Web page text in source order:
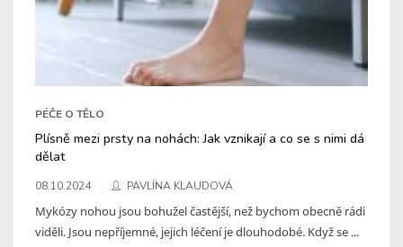
PÉČE O TĚLO
Plísně mezi prsty na nohách: Jak vznikají a co se s nimi dá
dělat
08.10.2024 PAVLÍNA KLAUDOVÁ
Mykózy nohou jsou bohužel častější, než bychom obecně rádi
viděli. Jsou nepříjemné, jejich léčení je dlouhodobé. Když se ...